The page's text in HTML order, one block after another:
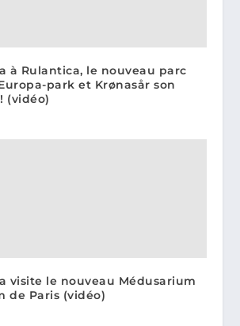
à Rulantica, le nouveau parc
park et Krønasår son
(vidéo)
visite le nouveau Médusarium
de Paris (vidéo)